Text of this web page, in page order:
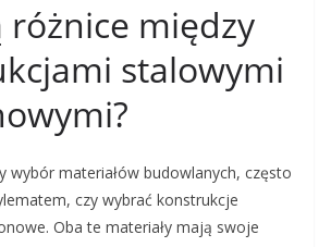
różnice między
stalowymi
wybór materiałów budowlanych, często
czy wybrać konstrukcje
Oba te materiały mają swoje